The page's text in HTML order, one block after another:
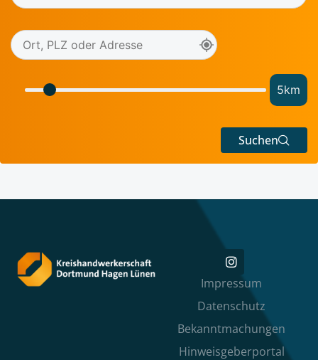
5km
Suchen
Impressum
Datenschutz
Bekanntmachungen
Hinweisgeberportal